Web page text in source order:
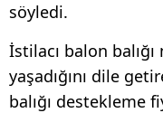
söyledi.
İstilacı balon balığı
yaşadığını dile
balığı destekleme